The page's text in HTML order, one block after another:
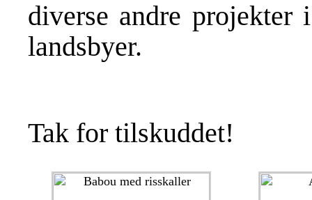
diverse andre projekter
landsbyer.
Tak for tilskuddet!